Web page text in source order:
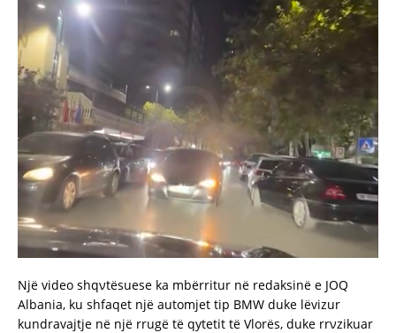
Një video shqνtësuese ka mbërritur në redaksinë e JOQ
Albania, ku shfaqet një automjet tip BMW duke lëvizur
kundravajtje në një rrugë të qytetit të Vlorës, duke rrνzikuar